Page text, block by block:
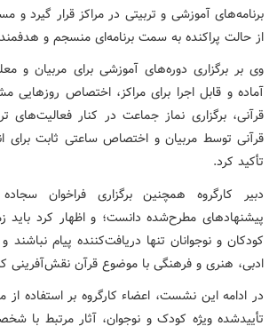
برنامه‌های آموزشی و تربیتی در مراکز قرار گیرد و
از حالت پراکنده به سمت برنامه‌ای منسجم و
وی بر برگزاری دوره‌های آموزشی برای مربیان و
آماده و قابل اجرا برای مراکز، اختصاص روزهایی
قرآنی، برگزاری نماز جماعت در کنار
قرآنی توسط مربیان و اختصاص ساعتی ثابت برای
تأکید کرد.
دبیر کارگروه همچنین برگزاری فراخوان
پیشنهادهای مطرح‌شده دانست؛ و اظهار کرد باید
کودکان و نوجوانان تنها دریافت‌کننده پیام نباشند
ادبی، هنری و فرهنگی با موضوع قرآن نقش‌آفرینی
در ادامه این نشست، اعضاء کارگروه بر استفاده از
تأییدشده ویژه کودک و نوجوان، آثار مرتبط با